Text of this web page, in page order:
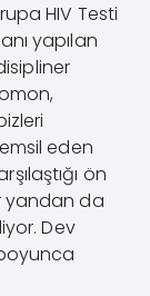
HIV Testi
yapılan
eden
ön
yandan da
Dev